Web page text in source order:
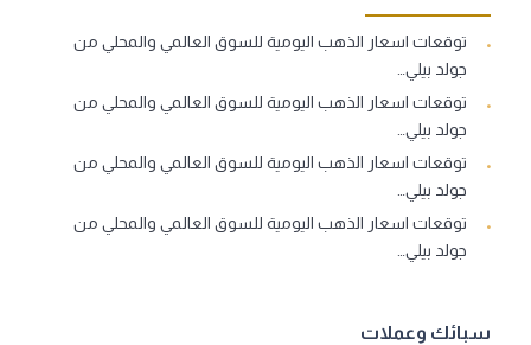
توقعات اسعار الذهب اليومية للسوق العالمي والمحلي من
جولد بيلي…
توقعات اسعار الذهب اليومية للسوق العالمي والمحلي من
جولد بيلي…
توقعات اسعار الذهب اليومية للسوق العالمي والمحلي من
جولد بيلي…
توقعات اسعار الذهب اليومية للسوق العالمي والمحلي من
جولد بيلي…
سبائك وعملات